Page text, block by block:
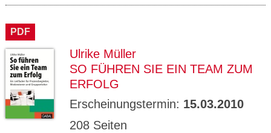
PDF
Ulrike Müller
SO FÜHREN SIE EIN TEAM ZUM
ERFOLG
Erscheinungstermin: 15.03.2010
208 Seiten